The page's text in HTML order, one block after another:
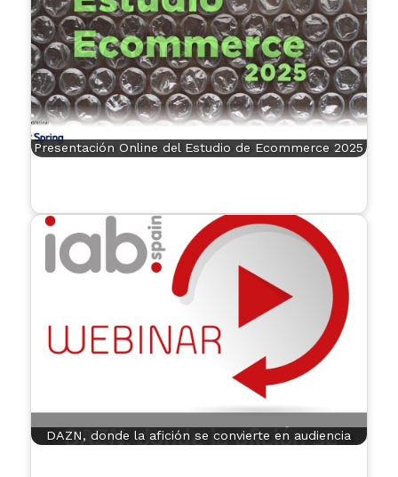
Presentación Online del Estudio de Ecommerce 2025
DAZN, donde la afición se convierte en audiencia